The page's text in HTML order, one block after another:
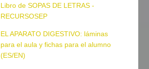
Libro de SOPAS DE LETRAS -
RECURSOSEP
EL APARATO DIGESTIVO: láminas
para el aula y fichas para el alumno
(ES/EN)